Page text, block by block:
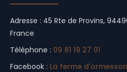
Adresse : 45 Rte de Provins,
France
Téléphone : 09 81 19 27 01
Facebook : La ferme d'ormesson